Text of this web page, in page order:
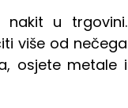
nakit u trgovini.
više od nečega
osjete metale i